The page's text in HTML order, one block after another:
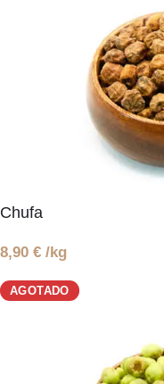
Chufa
8,90 € /kg
AGOTADO